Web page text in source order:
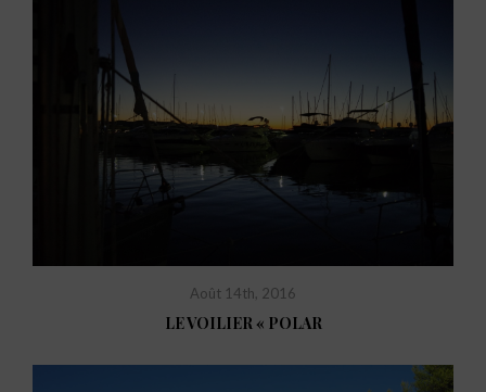
Août 14th, 2016
LE VOILIER « POLAR